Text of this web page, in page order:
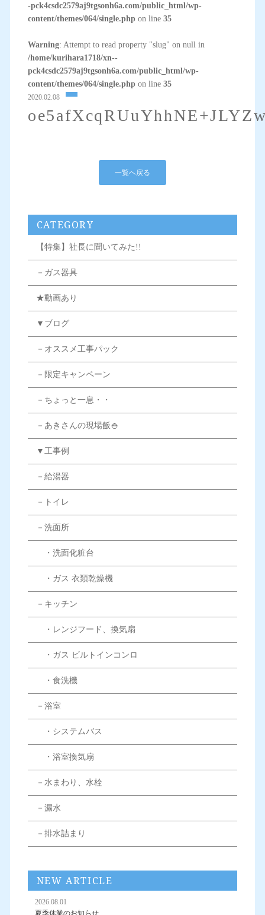
-pck4csdc2579aj9tgsonh6a.com/public_html/wp-
content/themes/064/single.phpon line 35
Warning: Attempt to read property "slug" on null in
/home/kurihara1718/xn--
pck4csdc2579aj9tgsonh6a.com/public_html/wp-
content/themes/064/single.phpon line 35
2020.02.08
一覧へ戻る
CATEGORY
【特集】社長に聞いてみた!!
－ガス器具
★動画あり
▼ブログ
－オススメ工事パック
－限定キャンペーン
－ちょっと一息・・
－あきさんの現場飯🍚
▼工事例
－給湯器
－トイレ
－洗面所
・洗面化粧台
・ガス 衣類乾燥機
－キッチン
・レンジフード、換気扇
・ガス ビルトインコンロ
・食洗機
－浴室
・システムバス
・浴室換気扇
－水まわり、水栓
－漏水
－排水詰まり
NEW ARTICLE
2026.08.01
夏季休業のお知らせ